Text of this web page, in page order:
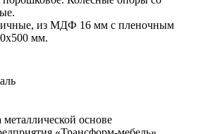
из МДФ 16 мм с пленочным
мм.
основе